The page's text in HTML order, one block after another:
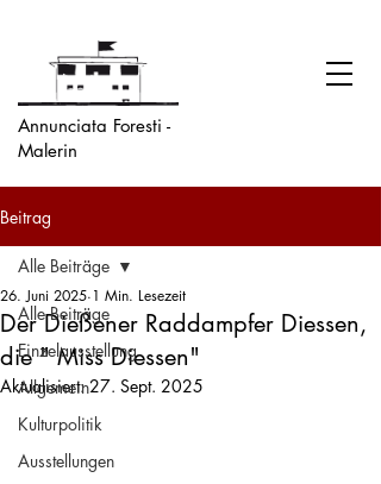
Annunciata Foresti -
Malerin
Beitrag
Alle Beiträge
Einzelausstellung
Allgemein
Kulturpolitik
Ausstellungen
Alle Beiträge
Der Dießener Raddampfer Diessen,
die " Miss Diessen"
26. Juni 2025 1 Min. Lesezeit
Aktualisiert:27. Sept. 2025